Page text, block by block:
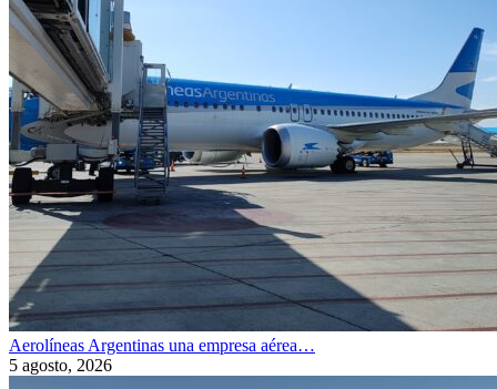
Aerolíneas Argentinas una empresa aérea…
5 agosto, 2026